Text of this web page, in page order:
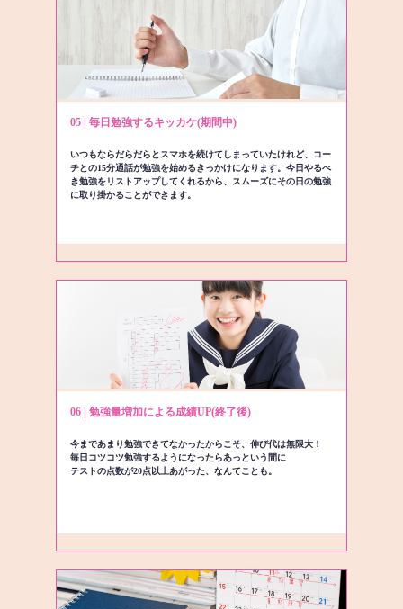
05 | 毎日勉強するキッカケ(期間中)
いつもならだらだらとスマホを続けてしまっていたけれど、コー
チとの15分通話が勉強を始めるきっかけになります。今日やるべ
き勉強をリストアップしてくれるから、スムーズにその日の勉強
に取り掛かることができます。
06 | 勉強量増加による成績UP(終了後)
今まであまり勉強できてなかったからこそ、伸び代は無限大！
毎日コツコツ勉強するようになったらあっという間に
テストの点数が20点以上あがった、なんてことも。